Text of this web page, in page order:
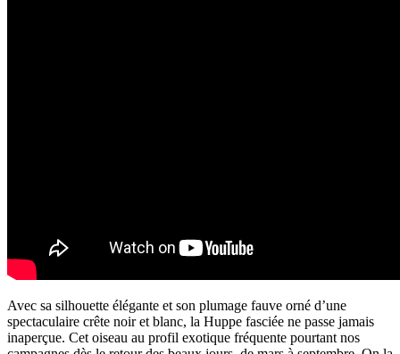
Avec sa silhouette élégante et son plumage fauve orné d’une
spectaculaire crête noir et blanc, la Huppe fasciée ne passe jamais
inaperçue. Cet oiseau au profil exotique fréquente pourtant nos